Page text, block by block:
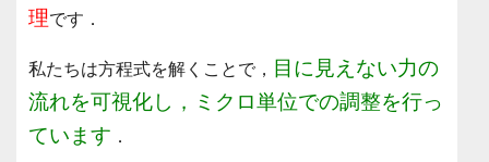
理です．
私たちは方程式を解くことで， 目に見えない力の
流れを可視化し，ミクロ単位での調整を行っ
ています ．